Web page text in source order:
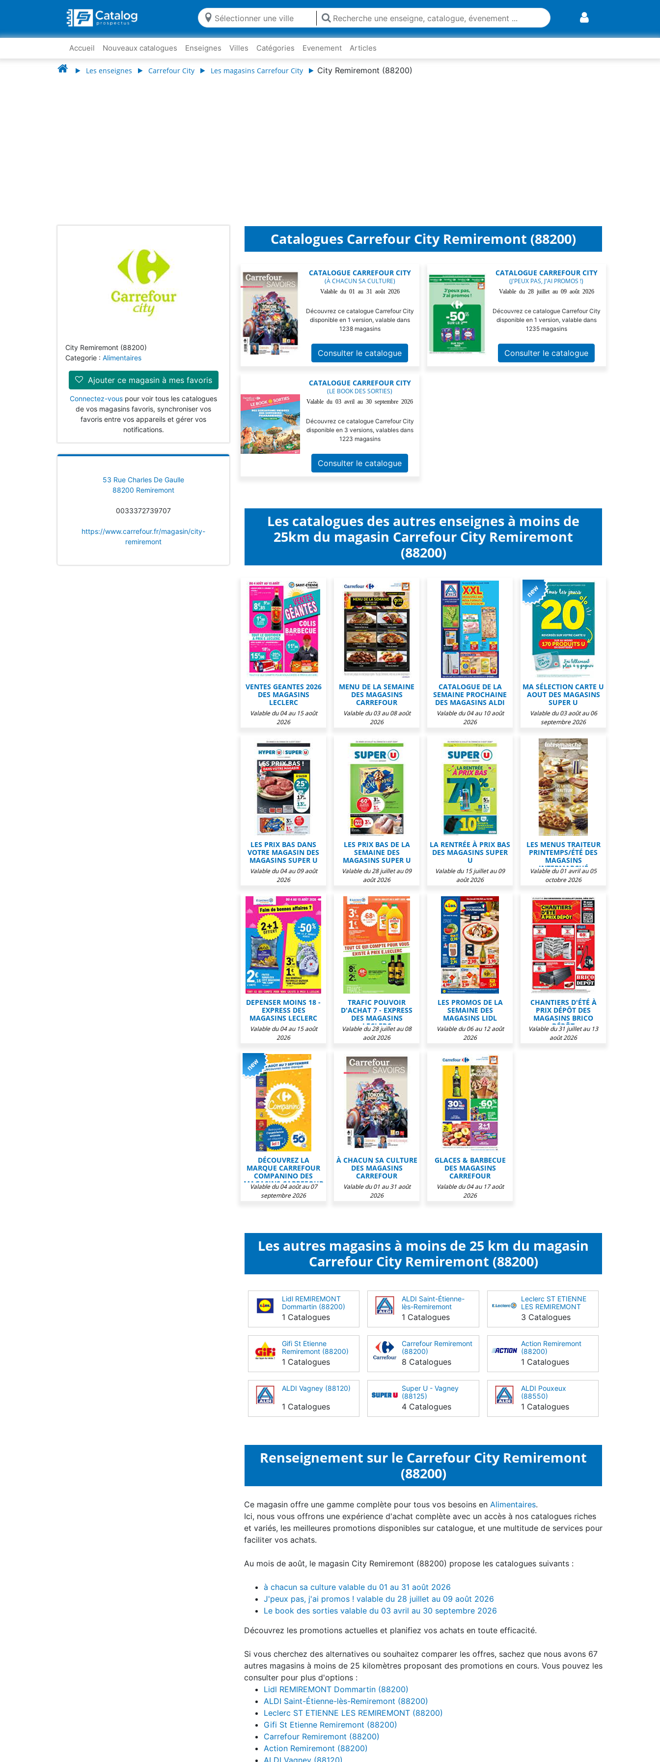
Accueil Nouveaux catalogues Enseignes Villes Catégories Evenement Articles
Les enseignes Carrefour City Les magasins Carrefour City City Remiremont (88200)
City Remiremont (88200)
Categorie : Alimentaires
Ajouter ce magasin à mes favoris
Connectez-vous pour voir tous les catalogues
de vos magasins favoris, synchroniser vos
favoris entre vos appareils et gérer vos
notifications.
53 Rue Charles De Gaulle
88200 Remiremont
0033372739707
https://www.carrefour.fr/magasin/city-
remiremont
Catalogues Carrefour City Remiremont (88200)
CATALOGUE CARREFOUR CITY
(À CHACUN SA CULTURE)
Valable du 01 au 31 août 2026
Découvrez ce catalogue Carrefour City
disponible en 1 version, valable dans
1238 magasins
Consulter le catalogue
CATALOGUE CARREFOUR CITY
(J'PEUX PAS, J'AI PROMOS !)
Valable du 28 juillet au 09 août 2026
Découvrez ce catalogue Carrefour City
disponible en 1 version, valable dans
1235 magasins
Consulter le catalogue
CATALOGUE CARREFOUR CITY
(LE BOOK DES SORTIES)
Valable du 03 avril au 30 septembre 2026
Découvrez ce catalogue Carrefour City
disponible en 3 versions, valables dans
1223 magasins
Consulter le catalogue
Les catalogues des autres enseignes à moins de
25km du magasin Carrefour City Remiremont
(88200)
VENTES GEANTES 2026
DES MAGASINS
LECLERC
Valable du 04 au 15 août
2026
MENU DE LA SEMAINE
DES MAGASINS
CARREFOUR
Valable du 03 au 08 août
2026
CATALOGUE DE LA
SEMAINE PROCHAINE
DES MAGASINS ALDI
Valable du 04 au 10 août
2026
MA SÉLECTION CARTE U
AOUT DES MAGASINS
SUPER U
Valable du 03 août au 06
septembre 2026
LES PRIX BAS DANS
VOTRE MAGASIN DES
MAGASINS SUPER U
Valable du 04 au 09 août
2026
LES PRIX BAS DE LA
SEMAINE DES
MAGASINS SUPER U
Valable du 28 juillet au 09
août 2026
LA RENTRÉE À PRIX BAS
DES MAGASINS SUPER
U
Valable du 15 juillet au 09
août 2026
LES MENUS TRAITEUR
PRINTEMPS/ÉTÉ DES
MAGASINS
INTERMARCHÉ
Valable du 01 avril au 05
octobre 2026
DEPENSER MOINS 18 -
EXPRESS DES
MAGASINS LECLERC
Valable du 04 au 15 août
2026
TRAFIC POUVOIR
D'ACHAT 7 - EXPRESS
DES MAGASINS
LECLERC
Valable du 28 juillet au 08
août 2026
LES PROMOS DE LA
SEMAINE DES
MAGASINS LIDL
Valable du 06 au 12 août
2026
CHANTIERS D'ÉTÉ À
PRIX DÉPÔT DES
MAGASINS BRICO
DÉPÔT
Valable du 31 juillet au 13
août 2026
DÉCOUVREZ LA
MARQUE CARREFOUR
COMPANINO DES
MAGASINS CARREFOUR
Valable du 04 août au 07
septembre 2026
À CHACUN SA CULTURE
DES MAGASINS
CARREFOUR
Valable du 01 au 31 août
2026
GLACES & BARBECUE
DES MAGASINS
CARREFOUR
Valable du 04 au 17 août
2026
Les autres magasins à moins de 25 km du magasin
Carrefour City Remiremont (88200)
Lidl REMIREMONT
Dommartin (88200)
1 Catalogues
ALDI Saint-Étienne-
lès-Remiremont
(88200)
1 Catalogues
Leclerc ST ETIENNE
LES REMIREMONT
(88200)
3 Catalogues
Gifi St Etienne
Remiremont (88200)
1 Catalogues
Carrefour Remiremont
(88200)
8 Catalogues
Action Remiremont
(88200)
1 Catalogues
ALDI Vagney (88120)
1 Catalogues
Super U - Vagney
(88125)
4 Catalogues
ALDI Pouxeux
(88550)
1 Catalogues
Renseignement sur le Carrefour City Remiremont
(88200)
Ce magasin offre une gamme complète pour tous vos besoins en Alimentaires.
Ici, nous vous offrons une expérience d'achat complète avec un accès à nos catalogues riches
et variés, les meilleures promotions disponibles sur catalogue, et une multitude de services pour
faciliter vos achats.
Au mois de août, le magasin City Remiremont (88200) propose les catalogues suivants :
à chacun sa culture valable du 01 au 31 août 2026
J'peux pas, j'ai promos ! valable du 28 juillet au 09 août 2026
Le book des sorties valable du 03 avril au 30 septembre 2026
Découvrez les promotions actuelles et planifiez vos achats en toute efficacité.
Si vous cherchez des alternatives ou souhaitez comparer les offres, sachez que nous avons 67
autres magasins à moins de 25 kilomètres proposant des promotions en cours. Vous pouvez les
consulter pour plus d'options :
Lidl REMIREMONT Dommartin (88200)
ALDI Saint-Étienne-lès-Remiremont (88200)
Leclerc ST ETIENNE LES REMIREMONT (88200)
Gifi St Etienne Remiremont (88200)
Carrefour Remiremont (88200)
Action Remiremont (88200)
ALDI Vagney (88120)